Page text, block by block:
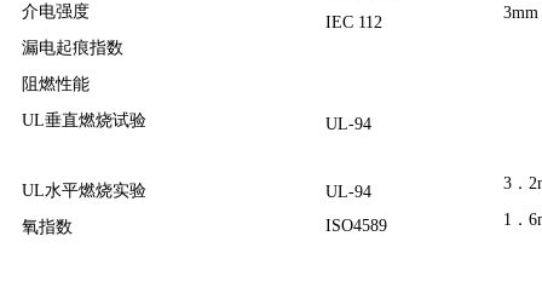
介电强度
漏电起痕指数
阻燃性能
UL垂直燃烧试验
UL水平燃烧实验
氧指数
IEC 112
UL-94
UL-94
ISO4589
3mm
3．
1．